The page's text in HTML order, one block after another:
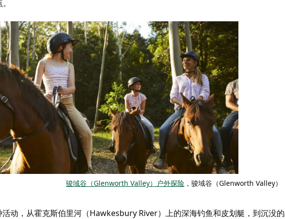
骏域谷（Glenworth Valley）户外探险，骏域谷（Glenworth Valley）
动，从霍克斯伯里河（Hawkesbury River）上的深海钓鱼和皮划艇，到沉没